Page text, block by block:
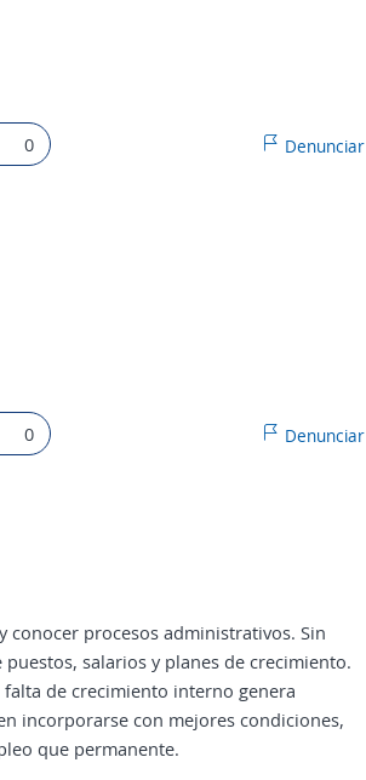
0 Denunciar
0 Denunciar
procesos administrativos. Sin
salarios y planes de crecimiento.
de crecimiento interno genera
incorporarse con mejores condiciones,
que permanente.